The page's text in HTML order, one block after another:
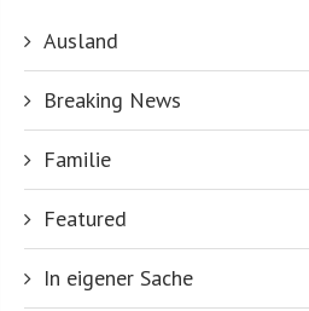
Ausland
Breaking News
Familie
Featured
In eigener Sache